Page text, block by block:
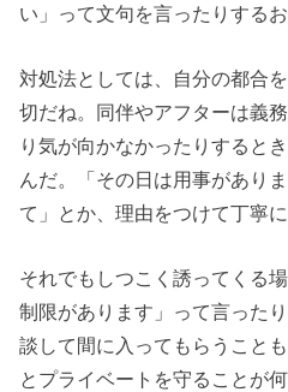
い」って文句を言ったりする
対処法としては、自分の都合
切だね。同伴やアフターは義
り気が向かなかったりすると
んだ。「その日は用事があり
て」とか、理由をつけて丁寧
それでもしつこく誘ってくる
制限があります」って言った
談して間に入ってもらうこと
とプライベートを守ることが